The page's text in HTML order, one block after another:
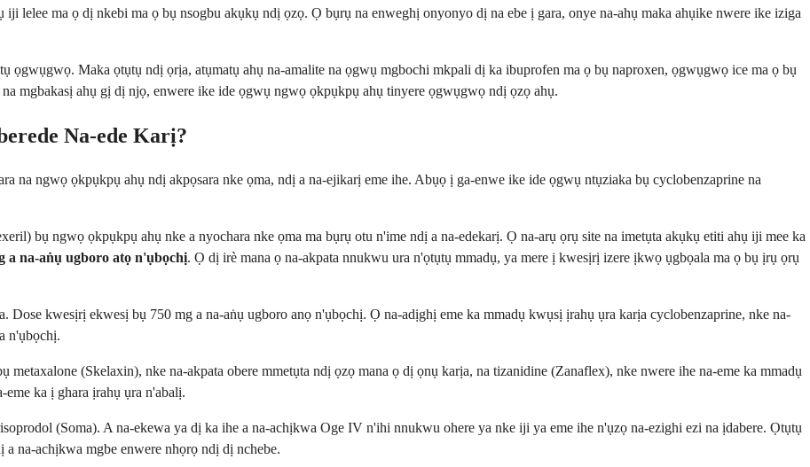
lelee ma ọ dị nkebi ma ọ bụ nsogbu akụkụ ndị ọzọ. Ọ bụrụ na enweghị onyonyo dị na ebe ị gara, onye na-ahụ maka ahụike nwere ike iziga
ọgwụgwọ. Maka ọtụtụ ndị ọrịa, atụmatụ ahụ na-amalite na ọgwụ mgbochi mkpali dị ka ibuprofen ma ọ bụ naproxen, ọgwụgwọ ice ma ọ bụ
mgbakasị ahụ gị dị njọ, enwere ike ide ọgwụ ngwọ ọkpụkpụ ahụ tinyere ọgwụgwọ ndị ọzọ ahụ.
Na-ede Karị?
na ngwọ ọkpụkpụ ahụ ndị akpọsara nke ọma, ndị a na-ejikarị eme ihe. Abụọ ị ga-enwe ike ide ọgwụ ntụziaka bụ cyclobenzaprine na
bụ ngwọ ọkpụkpụ ahụ nke a nyochara nke ọma ma bụrụ otu n'ime ndị a na-edekarị. Ọ na-arụ ọrụ site na imetụta akụkụ etiti ahụ iji mee ka
a na-aṅụ ugboro atọ n'ụbọchị. Ọ dị irè mana ọ na-akpata nnukwu ura n'ọtụtụ mmadụ, ya mere ị kwesịrị izere ịkwọ ụgbọala ma ọ bụ ịrụ ọrụ
Dose kwesịrị ekwesị bụ 750 mg a na-aṅụ ugboro anọ n'ụbọchị. Ọ na-adịghị eme ka mmadụ kwụsị ịrahụ ụra karịa cyclobenzaprine, nke na-
n'ụbọchị.
(Skelaxin), nke na-akpata obere mmetụta ndị ọzọ mana ọ dị ọnụ karịa, na tizanidine (Zanaflex), nke nwere ihe na-eme ka mmadụ
ka ị ghara ịrahụ ụra n'abalị.
(Soma). A na-ekewa ya dị ka ihe a na-achịkwa Oge IV n'ihi nnukwu ohere ya nke iji ya eme ihe n'ụzọ na-ezighi ezi na ịdabere. Ọtụtụ
na-achịkwa mgbe enwere nhọrọ ndị dị nchebe.